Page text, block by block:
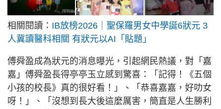
相關閱讀： IB放榜2026｜聖保羅男女中學誕6狀元 3
人冀讀醫科相關 有狀元以AI「貼題」
傅舜盈成為狀元的消息曝光，引起網民熱議，對「嘉
嘉」傅舜盈長得亭亭玉立感到驚喜：「記得！《五個
小孩的校長》真的很好看！」、「恭喜嘉嘉，好叻女
呀！」、「沒想到長大後這麼厲害，簡直是人生勝利